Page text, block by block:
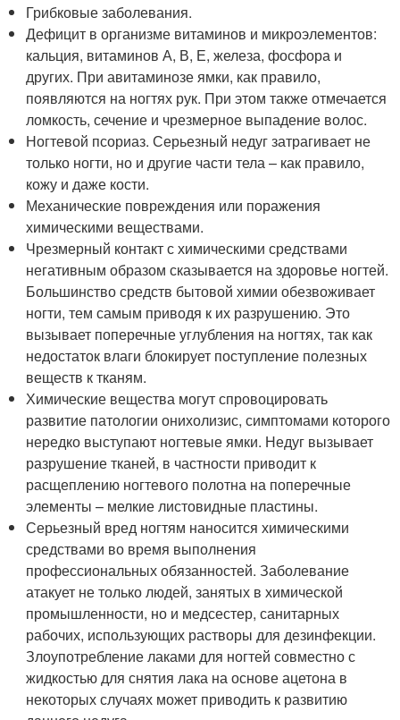
Грибковые заболевания.
Дефицит в организме витаминов и микроэлементов:
кальция, витаминов А, В, Е, железа, фосфора и
других. При авитаминозе ямки, как правило,
появляются на ногтях рук. При этом также отмечается
ломкость, сечение и чрезмерное выпадение волос.
Ногтевой псориаз. Серьезный недуг затрагивает не
только ногти, но и другие части тела – как правило,
кожу и даже кости.
Механические повреждения или поражения
химическими веществами.
Чрезмерный контакт с химическими средствами
негативным образом сказывается на здоровье ногтей.
Большинство средств бытовой химии обезвоживает
ногти, тем самым приводя к их разрушению. Это
вызывает поперечные углубления на ногтях, так как
недостаток влаги блокирует поступление полезных
веществ к тканям.
Химические вещества могут спровоцировать
развитие патологии онихолизис, симптомами которого
нередко выступают ногтевые ямки. Недуг вызывает
разрушение тканей, в частности приводит к
расщеплению ногтевого полотна на поперечные
элементы – мелкие листовидные пластины.
Серьезный вред ногтям наносится химическими
средствами во время выполнения
профессиональных обязанностей. Заболевание
атакует не только людей, занятых в химической
промышленности, но и медсестер, санитарных
рабочих, использующих растворы для дезинфекции.
Злоупотребление лаками для ногтей совместно с
жидкостью для снятия лака на основе ацетона в
некоторых случаях может приводить к развитию